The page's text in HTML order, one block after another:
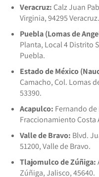
Veracruz: Calz Juan
Virginia, 94295 Veracruz.
Puebla (Lomas de
Planta, Local 4 Distrito
Puebla.
Estado de México
Camacho, Col. Lomas
53390.
Acapulco: Fernando
Fraccionamiento Costa
Valle de Bravo: Blvd.
51200, Valle de Bravo.
Tlajomulco de Zúñiga:
Zúñiga, Jalisco, 45640.